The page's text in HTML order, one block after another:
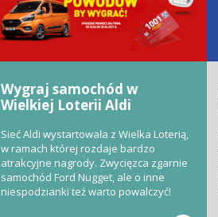
Wygraj samochód w
Wielkiej Loterii Aldi
Sieć Aldi wystartowała z Wielka Loterią,
w ramach której rozdaje bardzo
atrakcyjne nagrody. Zwycięzca zgarnie
samochód Ford Nugget, ale o inne
niespodzianki też warto powalczyć!